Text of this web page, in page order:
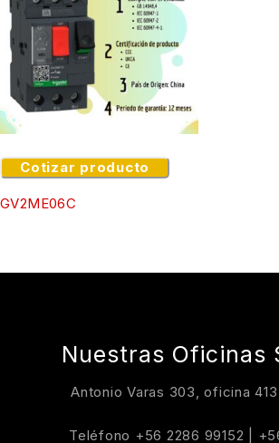
Cotizar producto
GV2ME06C
Nuestras Oficinas
Antonio Varas 303, oficina
Teléfono +56 2286 99152